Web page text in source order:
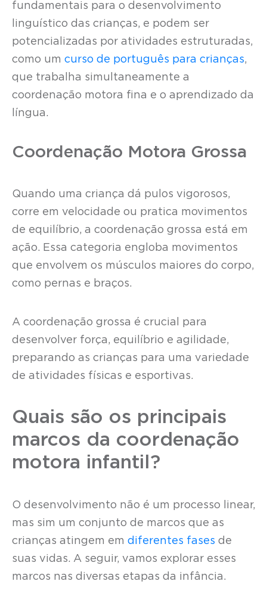
fundamentais para o desenvolvimento
linguístico das crianças, e podem ser
potencializadas por atividades estruturadas,
como um curso de português para crianças,
que trabalha simultaneamente a
coordenação motora fina e o aprendizado da
língua.
Coordenação Motora Grossa
Quando uma criança dá pulos vigorosos,
corre em velocidade ou pratica movimentos
de equilíbrio, a coordenação grossa está em
ação. Essa categoria engloba movimentos
que envolvem os músculos maiores do corpo,
como pernas e braços.
A coordenação grossa é crucial para
desenvolver força, equilíbrio e agilidade,
preparando as crianças para uma variedade
de atividades físicas e esportivas.
Quais são os principais
marcos da coordenação
motora infantil?
O desenvolvimento não é um processo linear,
mas sim um conjunto de marcos que as
crianças atingem em diferentes fases de
suas vidas. A seguir, vamos explorar esses
marcos nas diversas etapas da infância.